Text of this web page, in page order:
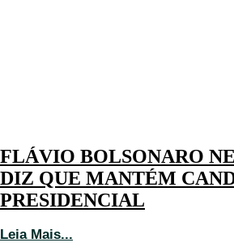
FLÁVIO BOLSONARO
DIZ QUE MANTÉM
PRESIDENCIAL
Leia Mais...